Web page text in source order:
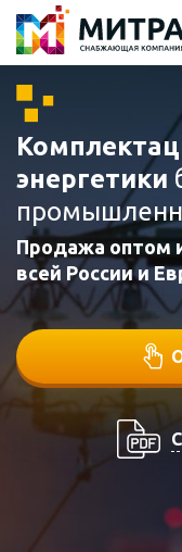
энергетики
Продажа оптом
всей России и